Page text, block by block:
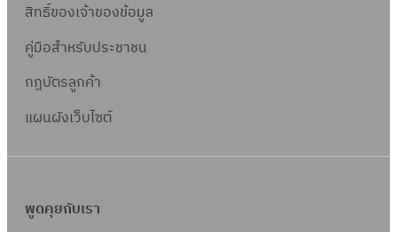
สิทธิ์ของเจ้าของข้อมูล
คู่มือสำหรับประชาชน
กฎบัตรลูกค้า
แผนผังเว็บไซต์
พูดคุยกับเรา